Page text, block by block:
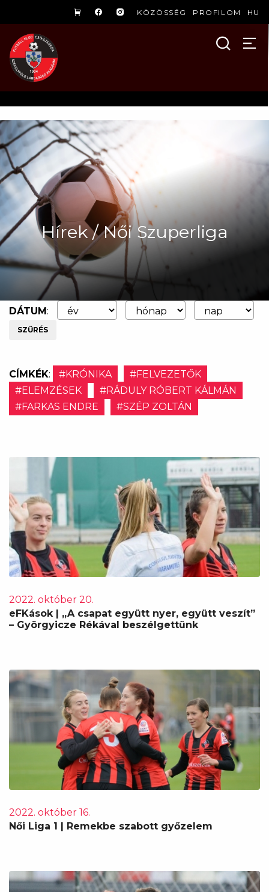
KÖZÖSSÉG PROFILOM HU
Hírek / Női Szuperliga
DÁTUM:
SZŰRÉS
CÍMKÉK: #KRÓNIKA
#FELVEZETŐK
#ELEMZÉSEK
#RÁDULY RÓBERT KÁLMÁN
#FARKAS ENDRE
#SZÉP ZOLTÁN
2022. október 20.
eFKások | „A csapat együtt nyer, együtt veszít”
– Györgyicze Rékával beszélgettünk
2022. október 16.
Női Liga 1 | Remekbe szabott győzelem